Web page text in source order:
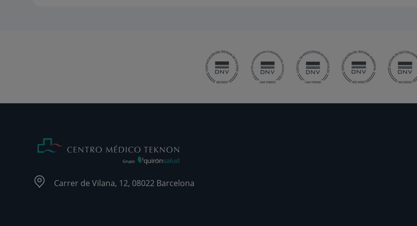
Carrer de Vilana, 12, 08022 Barcelona